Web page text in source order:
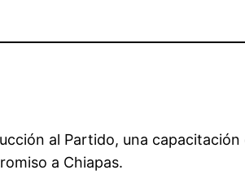
al Partido, una
a Chiapas.